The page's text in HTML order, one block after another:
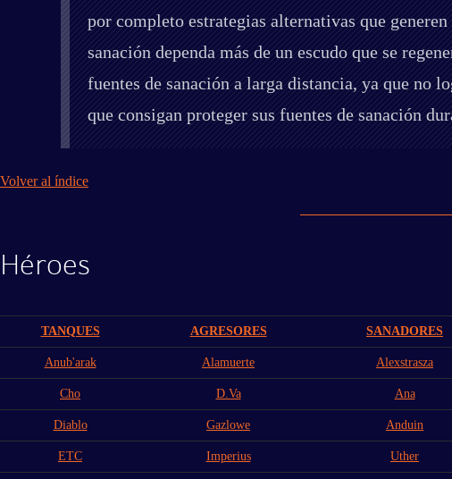
por completo estrategias alternativas que
sanación dependa más de un escudo que se
fuentes de sanación a larga distancia, ya que no
que consigan proteger sus fuentes de sanación
Volver al índice
Héroes
TANQUES AGRESORES SANADORES
Anub'arak Alamuerte Alexstrasza
Cho D.Va Ana
Diablo Gazlowe Anduin
ETC Imperius Uther